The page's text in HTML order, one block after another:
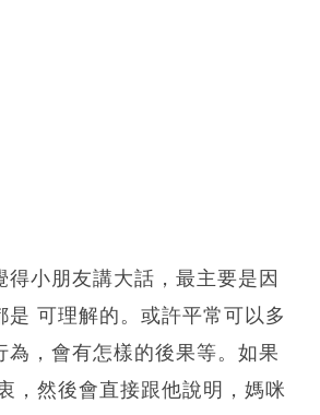
得小朋友講大話，最主要是因
可理解的。或許平常可以多
，會有怎樣的後果等。如果
，然後會直接跟他說明，媽咪